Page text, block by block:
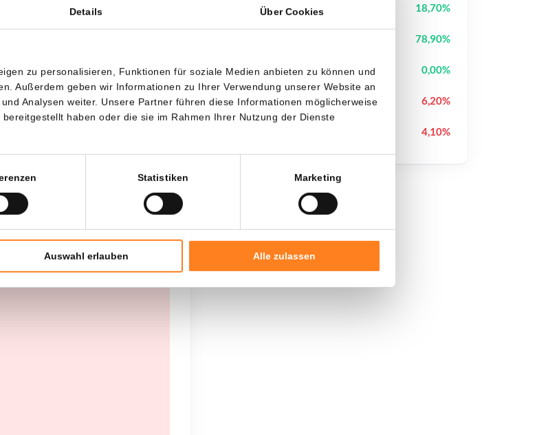
Details Über Cookies
zu personalisieren, Funktionen für soziale Medien anbieten zu können und
Außerdem geben wir Informationen zu Ihrer Verwendung unserer Website an
Analysen weiter. Unsere Partner führen diese Informationen möglicherweise
haben oder die sie im Rahmen Ihrer Nutzung der Dienste
Statistiken Marketing
Auswahl erlauben Alle zulassen
probeer het later
Cash Cat CASHCAT 18,70%
78,90%
Bitcoin BTC 0,00%
Canton CC 6,20%
4,10%